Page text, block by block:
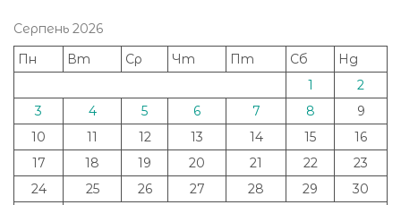
Серпень 2026
Пн
Вт Ср Чт Пт Сб
Нд
1
2
3
4 5 6 7 8
9
10
11 12 13 14 15
16
17
18 19 20 21 22
23
24
25 26 27 28 29
30